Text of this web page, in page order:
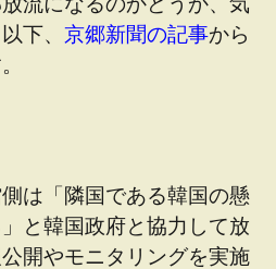
下、 京郷新聞の記事から
側は「隣国である韓国の懸
と韓国政府と協力して放
開やモニタリングを実施